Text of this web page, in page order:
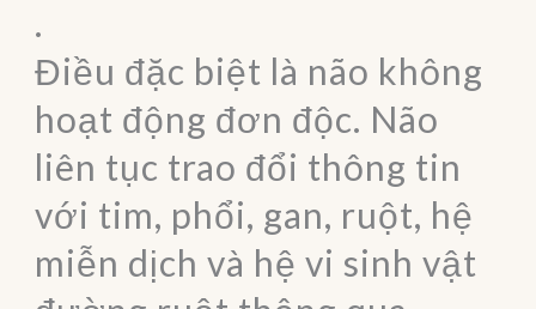
.
Điều đặc biệt là não không
hoạt động đơn độc. Não
liên tục trao đổi thông tin
với tim, phổi, gan, ruột, hệ
miễn dịch và hệ vi sinh vật